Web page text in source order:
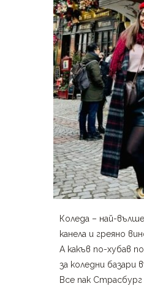
Коледа – най-
канела и греяно
А какъв по-хубав
за коледни базари
Все пак